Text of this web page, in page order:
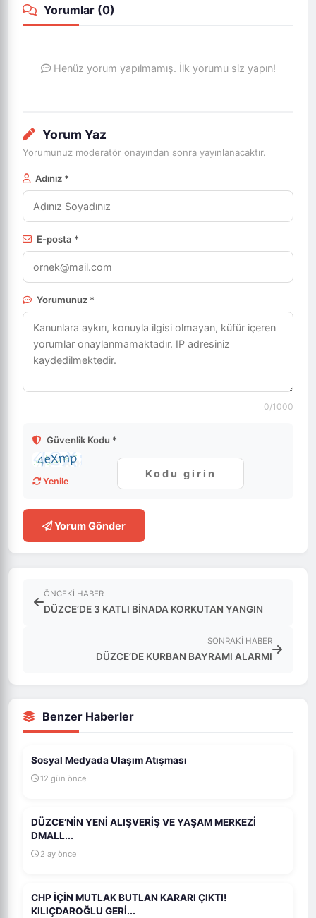
Yorumlar (0)
Henüz yorum yapılmamış. İlk yorumu siz yapın!
Yorum Yaz
Yorumunuz moderatör onayından sonra yayınlanacaktır.
Adınız *
E-posta *
Yorumunuz *
0/1000
Güvenlik Kodu *
Yenile
Yorum Gönder
ÖNCEKI HABER
DÜZCE’DE 3 KATLI BİNADA KORKUTAN YANGIN
SONRAKI HABER
DÜZCE’DE KURBAN BAYRAMI ALARMI
Benzer Haberler
Sosyal Medyada Ulaşım Atışması
12 gün önce
DÜZCE’NİN YENİ ALIŞVERİŞ VE YAŞAM MERKEZİ
DMALL...
2 ay önce
CHP İÇİN MUTLAK BUTLAN KARARI ÇIKTI!
KILIÇDAROĞLU GERİ...